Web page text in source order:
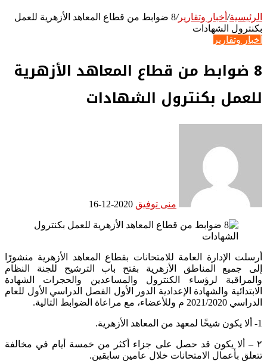
الرئيسية/ أخبار وتقارير/
8 ضوابط من قطاع المعاهد الأزهرية للعمل
بكنترول الشهادات
أخبار وتقارير
8 ضوابط من قطاع المعاهد الأزهرية
للعمل بكنترول الشهادات
منى توفيق 2020-12-16
أرسلت الإدارة العامة للامتحانات بقطاع المعاهد الأزهرية منشورًا
إلى جميع المناطق الأزهرية بفتح باب الترشيح للجنة النظام
والمراقبة لرؤساء الكنترول والمساعدين والحجرات الشهادة
الابتدائية والشهادة الإعدادية الدور الأول الفصل الدراسي الأول للعام
الدراسي 2021/2020 م وللأعضاء، مع مراعاة الضوابط التالية.
1- ألا يكون شيخًا لمعهد من المعاهد الأزهرية.
۲ – ألا يكون قد حصل على جزاء أكثر من خمسة أيام في مخالفة
تتعلق بأعمال الامتحانات خلال عامين سابقين.